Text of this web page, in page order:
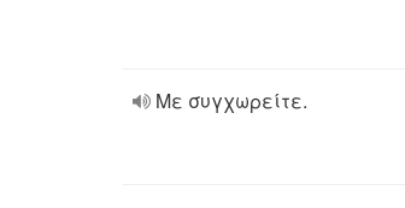
Με συγχωρείτε.